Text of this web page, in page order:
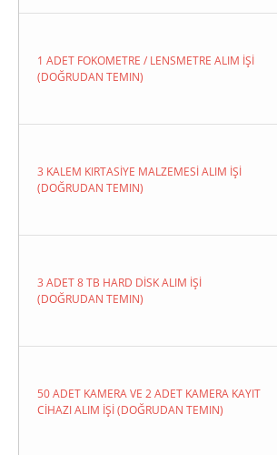
1 ADET FOKOMETRE / LENSMETRE ALIM İŞİ
(DOĞRUDAN TEMIN)
3 KALEM KIRTASİYE MALZEMESİ ALIM İŞİ
(DOĞRUDAN TEMIN)
3 ADET 8 TB HARD DİSK ALIM İŞİ
(DOĞRUDAN TEMIN)
50 ADET KAMERA VE 2 ADET KAMERA KAYIT
CİHAZI ALIM İŞİ (DOĞRUDAN TEMIN)